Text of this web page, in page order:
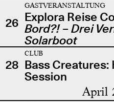
26
GASTVERANSTALTUNG
Explora Reise
Bord?! – Drei
Solarboot
28
CLUB
Bass Creatures:
Session
April